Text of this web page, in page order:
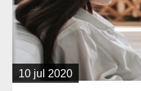
10 jul 2020